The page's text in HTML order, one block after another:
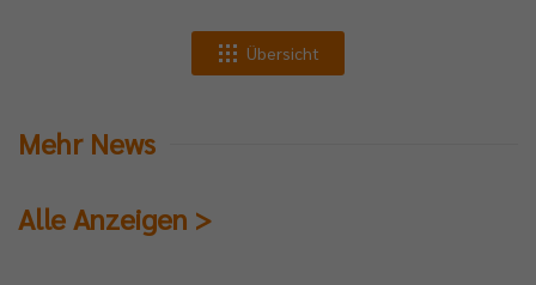
Übersicht
Mehr News
Alle Anzeigen >